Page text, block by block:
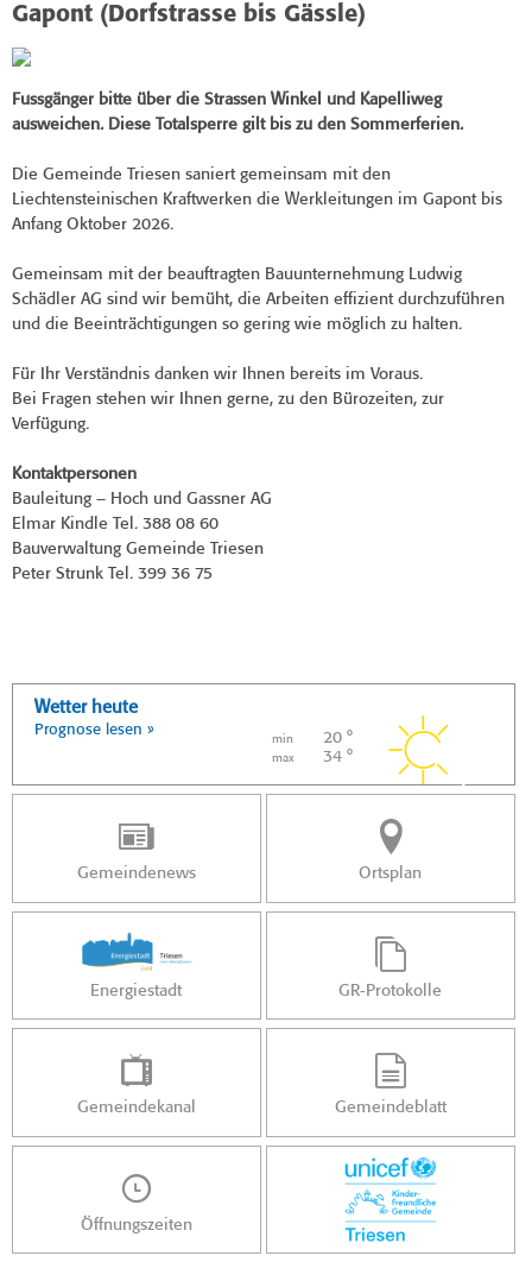
Gapont (Dorfstrasse bis Gässle)
Fussgänger bitte über die Strassen Winkel und Kapelliweg
ausweichen. Diese Totalsperre gilt bis zu den Sommerferien.
Die Gemeinde Triesen saniert gemeinsam mit den
Liechtensteinischen Kraftwerken die Werkleitungen im Gapont bis
Anfang Oktober 2026.
Gemeinsam mit der beauftragten Bauunternehmung Ludwig
Schädler AG sind wir bemüht, die Arbeiten effizient durchzuführen
und die Beeinträchtigungen so gering wie möglich zu halten.
Für Ihr Verständnis danken wir Ihnen bereits im Voraus.
Bei Fragen stehen wir Ihnen gerne, zu den Bürozeiten, zur
Verfügung.
Kontaktpersonen
Bauleitung – Hoch und Gassner AG
Elmar Kindle Tel. 388 08 60
Bauverwaltung Gemeinde Triesen
Peter Strunk Tel. 399 36 75
Wetter heute
Prognose lesen »
min 20 °
max 34 °
Gemeindenews Ortsplan
Energiestadt GR-Protokolle
Gemeindekanal Gemeindeblatt
Öffnungszeiten